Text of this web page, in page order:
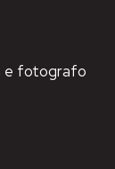
e fotografo